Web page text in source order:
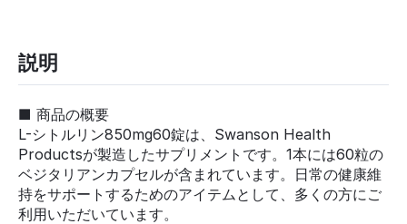
説明
■ 商品の概要
L-シトルリン850mg60錠は、Swanson Health
Productsが製造したサプリメントです。1本には60粒の
ベジタリアンカプセルが含まれています。日常の健康維
持をサポートするためのアイテムとして、多くの方にご
利用いただいています。